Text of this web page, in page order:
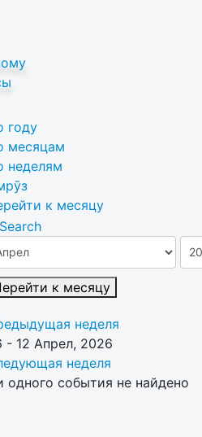
году
месяцам
неделям
к месяцу
к месяцу
неделя
- 12 Апрел, 2026
неделя
одного события не найдено